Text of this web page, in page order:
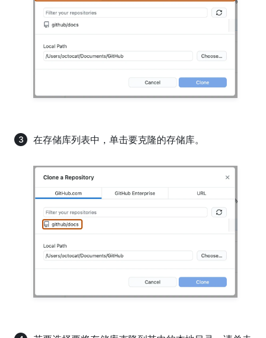
在存储库列表中，单击要克隆的存储库。